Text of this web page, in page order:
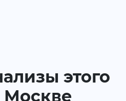
этого
Москве